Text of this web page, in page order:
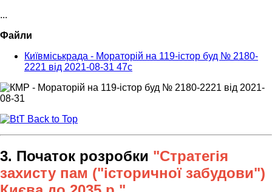
...
Файли
Київміськрада - Мораторій на 119-істор буд № 2180-
2221 від 2021-08-31 47с
Back to Top
3. Початок розробки "Стратегія
захисту пам ("історичної забудови")